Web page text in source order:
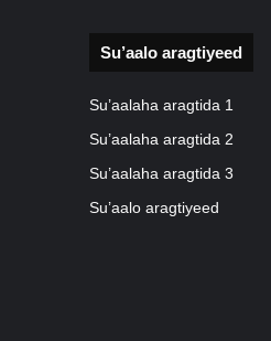
Su’aalo aragtiyeed
Su’aalaha aragtida 1
Su’aalaha aragtida 2
Su’aalaha aragtida 3
Su’aalo aragtiyeed